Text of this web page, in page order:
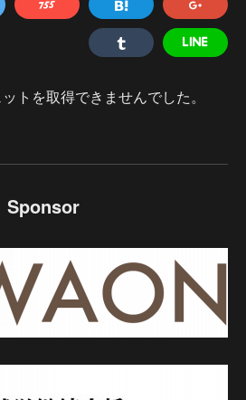
トを取得できませんでした。
Sponsor